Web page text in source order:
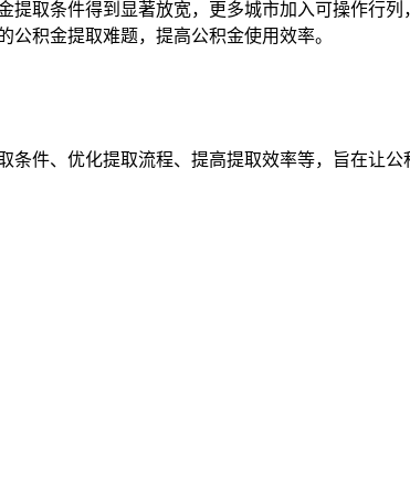
取条件得到显著放宽，更多城市加入可操作行
积金提取难题，提高公积金使用效率。
件、优化提取流程、提高提取效率等，旨在让